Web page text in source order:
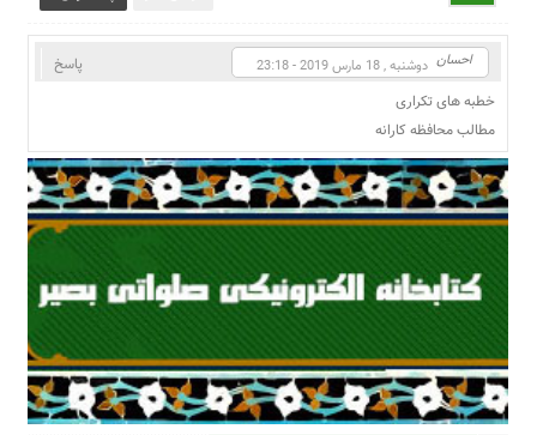
احسان دوشنبه , 18 مارس 2019 - 23:18
پاسخ
خطبه های تکراری
مطالب محافظه کارانه